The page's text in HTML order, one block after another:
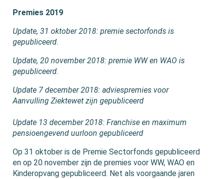
Premies 2019
Update, 31 oktober 2018: premie sectorfonds is
gepubliceerd.
Update, 20 november 2018: premie WW en WAO is
gepubliceerd.
Update 7 december 2018: adviespremies voor
Aanvulling Ziektewet zijn gepubliceerd
Update 13 december 2018: Franchise en maximum
pensioengevend uurloon gepubliceerd
Op 31 oktober is de Premie Sectorfonds gepubliceerd
en op 20 november zijn de premies voor WW, WAO en
Kinderopvang gepubliceerd. Net als voorgaande jaren